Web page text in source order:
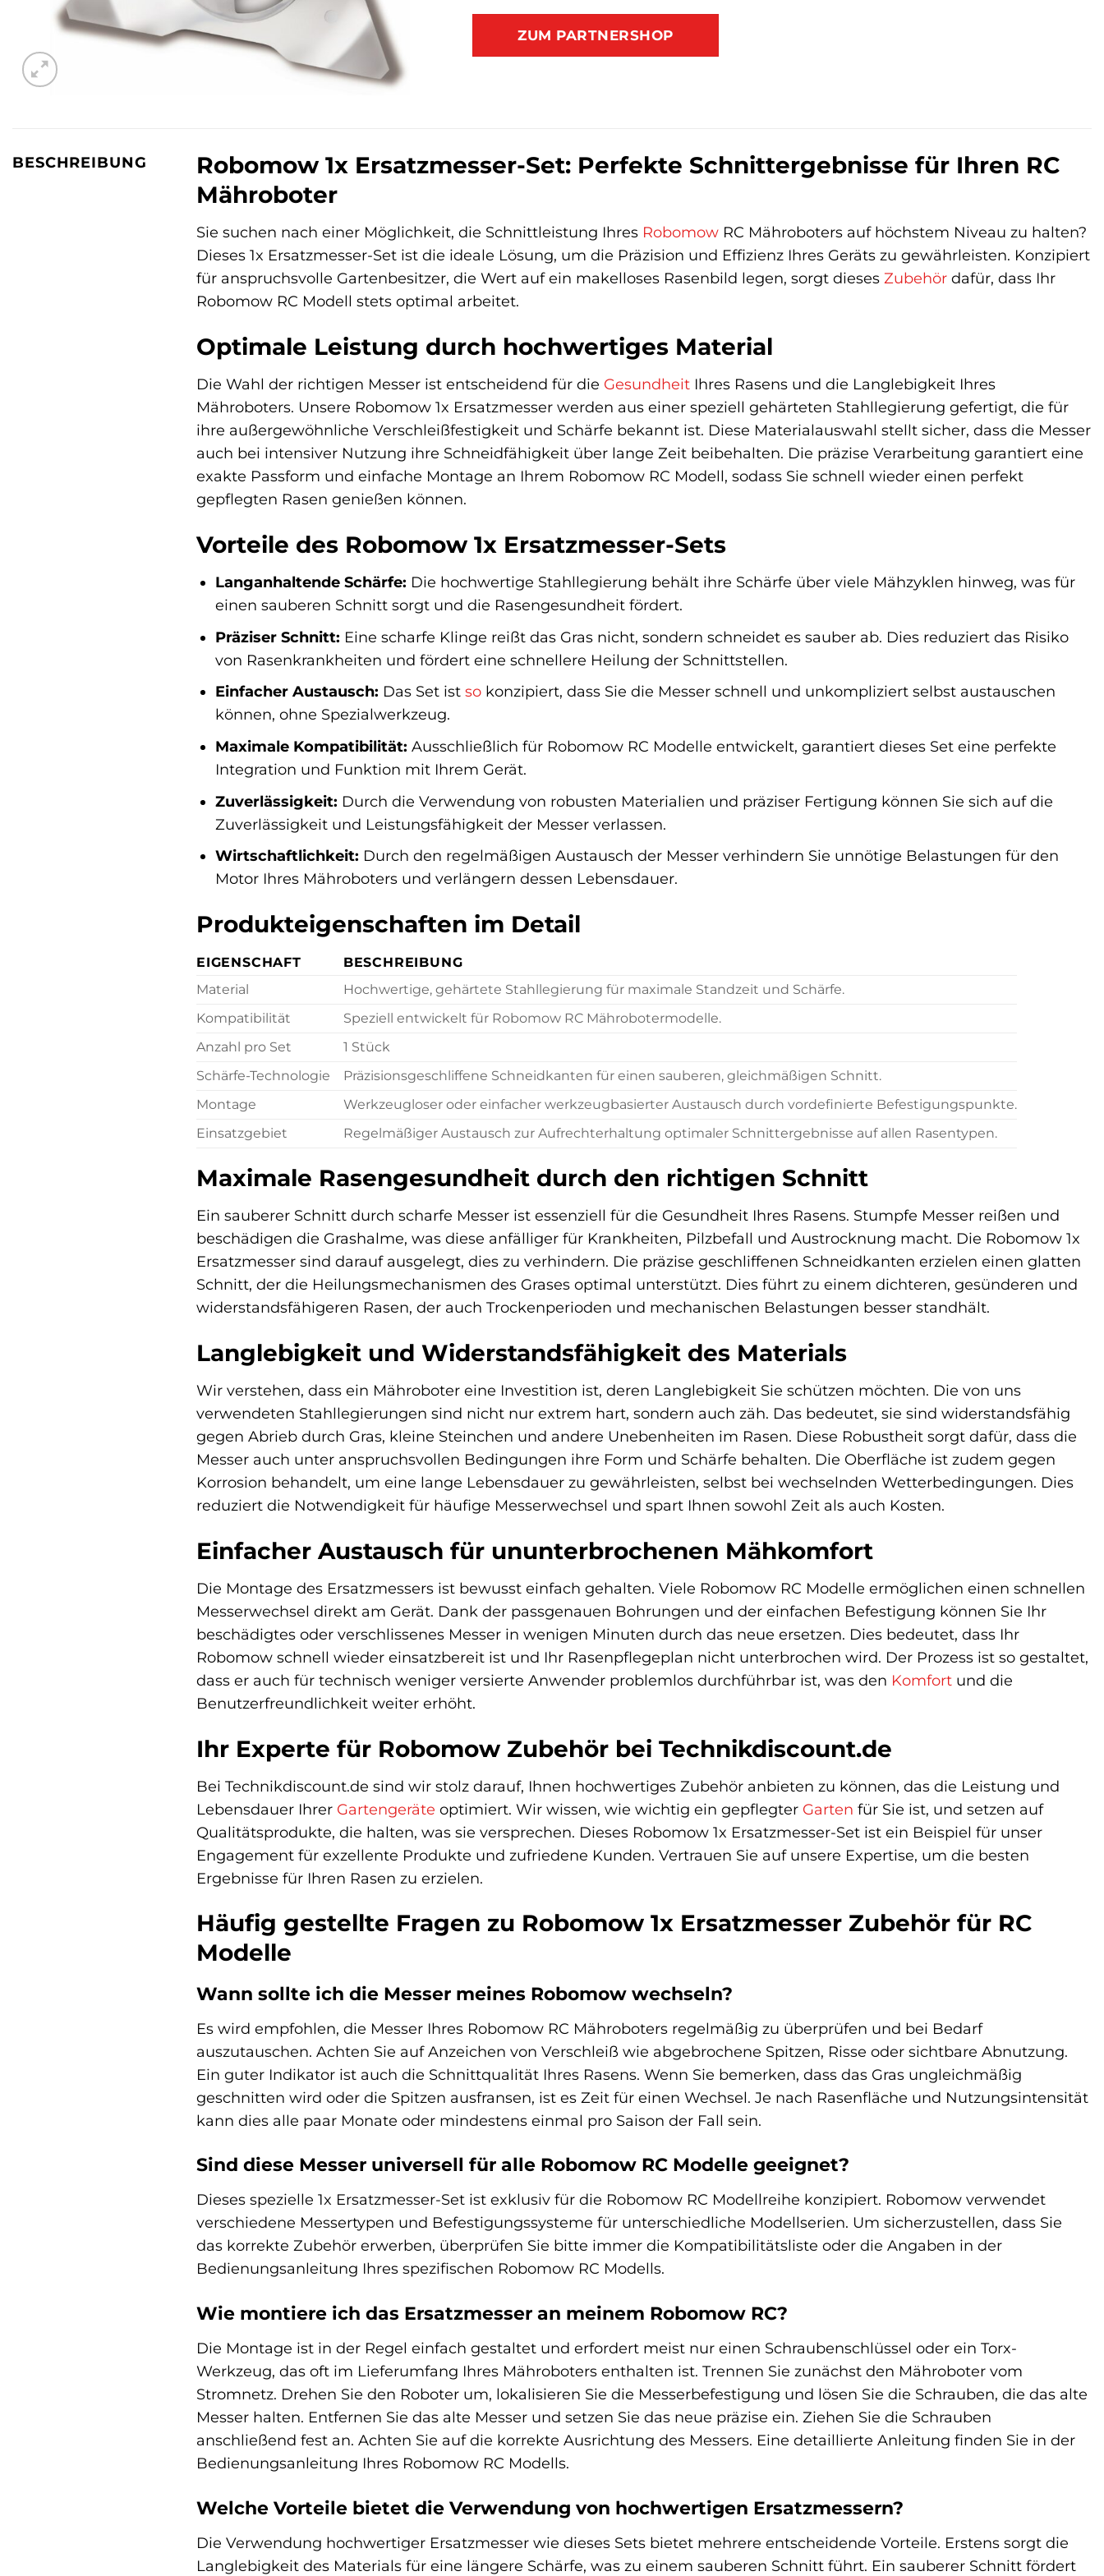
ZUM PARTNERSHOP
BESCHREIBUNG
Robomow 1x Ersatzmesser-Set: Perfekte Schnittergebnisse für Ihren RC
Mähroboter
Sie suchen nach einer Möglichkeit, die Schnittleistung Ihres Robomow RC Mähroboters auf höchstem Niveau zu halten?
Dieses 1x Ersatzmesser-Set ist die ideale Lösung, um die Präzision und Effizienz Ihres Geräts zu gewährleisten. Konzipiert
für anspruchsvolle Gartenbesitzer, die Wert auf ein makelloses Rasenbild legen, sorgt dieses Zubehör dafür, dass Ihr
Robomow RC Modell stets optimal arbeitet.
Optimale Leistung durch hochwertiges Material
Die Wahl der richtigen Messer ist entscheidend für die Gesundheit Ihres Rasens und die Langlebigkeit Ihres
Mähroboters. Unsere Robomow 1x Ersatzmesser werden aus einer speziell gehärteten Stahllegierung gefertigt, die für
ihre außergewöhnliche Verschleißfestigkeit und Schärfe bekannt ist. Diese Materialauswahl stellt sicher, dass die Messer
auch bei intensiver Nutzung ihre Schneidfähigkeit über lange Zeit beibehalten. Die präzise Verarbeitung garantiert eine
exakte Passform und einfache Montage an Ihrem Robomow RC Modell, sodass Sie schnell wieder einen perfekt
gepflegten Rasen genießen können.
Vorteile des Robomow 1x Ersatzmesser-Sets
Langanhaltende Schärfe: Die hochwertige Stahllegierung behält ihre Schärfe über viele Mähzyklen hinweg, was für
einen sauberen Schnitt sorgt und die Rasengesundheit fördert.
Präziser Schnitt: Eine scharfe Klinge reißt das Gras nicht, sondern schneidet es sauber ab. Dies reduziert das Risiko
von Rasenkrankheiten und fördert eine schnellere Heilung der Schnittstellen.
Einfacher Austausch: Das Set ist sokonzipiert, dass Sie die Messer schnell und unkompliziert selbst austauschen
können, ohne Spezialwerkzeug.
Maximale Kompatibilität: Ausschließlich für Robomow RC Modelle entwickelt, garantiert dieses Set eine perfekte
Integration und Funktion mit Ihrem Gerät.
Zuverlässigkeit: Durch die Verwendung von robusten Materialien und präziser Fertigung können Sie sich auf die
Zuverlässigkeit und Leistungsfähigkeit der Messer verlassen.
Wirtschaftlichkeit: Durch den regelmäßigen Austausch der Messer verhindern Sie unnötige Belastungen für den
Motor Ihres Mähroboters und verlängern dessen Lebensdauer.
Produkteigenschaften im Detail
EIGENSCHAFT
BESCHREIBUNG
Material
Hochwertige, gehärtete Stahllegierung für maximale Standzeit und Schärfe.
Kompatibilität
Speziell entwickelt für Robomow RC Mährobotermodelle.
Anzahl pro Set
1 Stück
Schärfe-Technologie
Präzisionsgeschliffene Schneidkanten für einen sauberen, gleichmäßigen Schnitt.
Montage
Werkzeugloser oder einfacher werkzeugbasierter Austausch durch vordefinierte Befestigungspunkte.
Einsatzgebiet
Regelmäßiger Austausch zur Aufrechterhaltung optimaler Schnittergebnisse auf allen Rasentypen.
Maximale Rasengesundheit durch den richtigen Schnitt
Ein sauberer Schnitt durch scharfe Messer ist essenziell für die Gesundheit Ihres Rasens. Stumpfe Messer reißen und
beschädigen die Grashalme, was diese anfälliger für Krankheiten, Pilzbefall und Austrocknung macht. Die Robomow 1x
Ersatzmesser sind darauf ausgelegt, dies zu verhindern. Die präzise geschliffenen Schneidkanten erzielen einen glatten
Schnitt, der die Heilungsmechanismen des Grases optimal unterstützt. Dies führt zu einem dichteren, gesünderen und
widerstandsfähigeren Rasen, der auch Trockenperioden und mechanischen Belastungen besser standhält.
Langlebigkeit und Widerstandsfähigkeit des Materials
Wir verstehen, dass ein Mähroboter eine Investition ist, deren Langlebigkeit Sie schützen möchten. Die von uns
verwendeten Stahllegierungen sind nicht nur extrem hart, sondern auch zäh. Das bedeutet, sie sind widerstandsfähig
gegen Abrieb durch Gras, kleine Steinchen und andere Unebenheiten im Rasen. Diese Robustheit sorgt dafür, dass die
Messer auch unter anspruchsvollen Bedingungen ihre Form und Schärfe behalten. Die Oberfläche ist zudem gegen
Korrosion behandelt, um eine lange Lebensdauer zu gewährleisten, selbst bei wechselnden Wetterbedingungen. Dies
reduziert die Notwendigkeit für häufige Messerwechsel und spart Ihnen sowohl Zeit als auch Kosten.
Einfacher Austausch für ununterbrochenen Mähkomfort
Die Montage des Ersatzmessers ist bewusst einfach gehalten. Viele Robomow RC Modelle ermöglichen einen schnellen
Messerwechsel direkt am Gerät. Dank der passgenauen Bohrungen und der einfachen Befestigung können Sie Ihr
beschädigtes oder verschlissenes Messer in wenigen Minuten durch das neue ersetzen. Dies bedeutet, dass Ihr
Robomow schnell wieder einsatzbereit ist und Ihr Rasenpflegeplan nicht unterbrochen wird. Der Prozess ist so gestaltet,
dass er auch für technisch weniger versierte Anwender problemlos durchführbar ist, was den Komfort und die
Benutzerfreundlichkeit weiter erhöht.
Ihr Experte für Robomow Zubehör bei Technikdiscount.de
Bei Technikdiscount.de sind wir stolz darauf, Ihnen hochwertiges Zubehör anbieten zu können, das die Leistung und
Lebensdauer Ihrer Gartengeräte optimiert. Wir wissen, wie wichtig ein gepflegter Garten für Sie ist, und setzen auf
Qualitätsprodukte, die halten, was sie versprechen. Dieses Robomow 1x Ersatzmesser-Set ist ein Beispiel für unser
Engagement für exzellente Produkte und zufriedene Kunden. Vertrauen Sie auf unsere Expertise, um die besten
Ergebnisse für Ihren Rasen zu erzielen.
Häufig gestellte Fragen zu Robomow 1x Ersatzmesser Zubehör für RC
Modelle
Wann sollte ich die Messer meines Robomow wechseln?
Es wird empfohlen, die Messer Ihres Robomow RC Mähroboters regelmäßig zu überprüfen und bei Bedarf
auszutauschen. Achten Sie auf Anzeichen von Verschleiß wie abgebrochene Spitzen, Risse oder sichtbare Abnutzung.
Ein guter Indikator ist auch die Schnittqualität Ihres Rasens. Wenn Sie bemerken, dass das Gras ungleichmäßig
geschnitten wird oder die Spitzen ausfransen, ist es Zeit für einen Wechsel. Je nach Rasenfläche und Nutzungsintensität
kann dies alle paar Monate oder mindestens einmal pro Saison der Fall sein.
Sind diese Messer universell für alle Robomow RC Modelle geeignet?
Dieses spezielle 1x Ersatzmesser-Set ist exklusiv für die Robomow RC Modellreihe konzipiert. Robomow verwendet
verschiedene Messertypen und Befestigungssysteme für unterschiedliche Modellserien. Um sicherzustellen, dass Sie
das korrekte Zubehör erwerben, überprüfen Sie bitte immer die Kompatibilitätsliste oder die Angaben in der
Bedienungsanleitung Ihres spezifischen Robomow RC Modells.
Wie montiere ich das Ersatzmesser an meinem Robomow RC?
Die Montage ist in der Regel einfach gestaltet und erfordert meist nur einen Schraubenschlüssel oder ein Torx-
Werkzeug, das oft im Lieferumfang Ihres Mähroboters enthalten ist. Trennen Sie zunächst den Mähroboter vom
Stromnetz. Drehen Sie den Roboter um, lokalisieren Sie die Messerbefestigung und lösen Sie die Schrauben, die das alte
Messer halten. Entfernen Sie das alte Messer und setzen Sie das neue präzise ein. Ziehen Sie die Schrauben
anschließend fest an. Achten Sie auf die korrekte Ausrichtung des Messers. Eine detaillierte Anleitung finden Sie in der
Bedienungsanleitung Ihres Robomow RC Modells.
Welche Vorteile bietet die Verwendung von hochwertigen Ersatzmessern?
Die Verwendung hochwertiger Ersatzmesser wie dieses Sets bietet mehrere entscheidende Vorteile. Erstens sorgt die
Langlebigkeit des Materials für eine längere Schärfe, was zu einem sauberen Schnitt führt. Ein sauberer Schnitt fördert